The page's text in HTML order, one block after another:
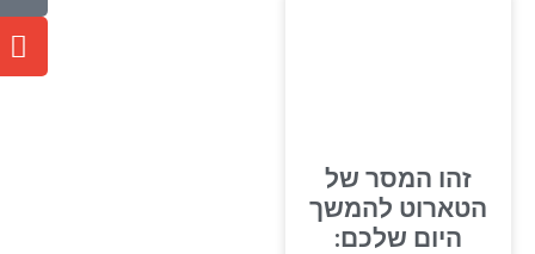
זהו המסר של
הטארוט להמשך
היום שלכם: